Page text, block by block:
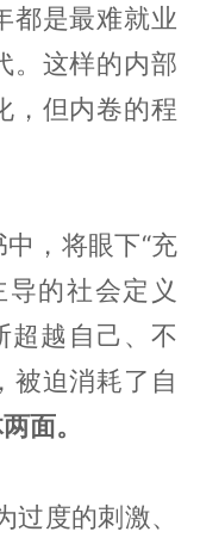
都是最难就业
。这样的内部
，但内卷的程
，将眼下“充
的社会定义
超越自己、不
被迫消耗了自
面。
过度的刺激、